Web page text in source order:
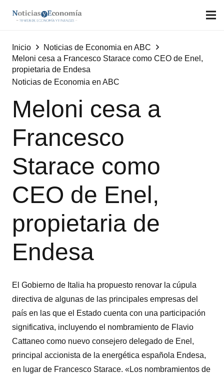
Inicio
Noticias de Economia en ABC
Meloni cesa a Francesco Starace como CEO de Enel,
propietaria de Endesa
Noticias de Economia en ABC
Meloni cesa a
Francesco
Starace como
CEO de Enel,
propietaria de
Endesa
El Gobierno de Italia ha propuesto renovar la cúpula
directiva de algunas de las principales empresas del
país en las que el Estado cuenta con una participación
significativa, incluyendo el nombramiento de Flavio
Cattaneo como nuevo consejero delegado de Enel,
principal accionista de la energética española Endesa,
en lugar de Francesco Starace. «Los nombramientos de